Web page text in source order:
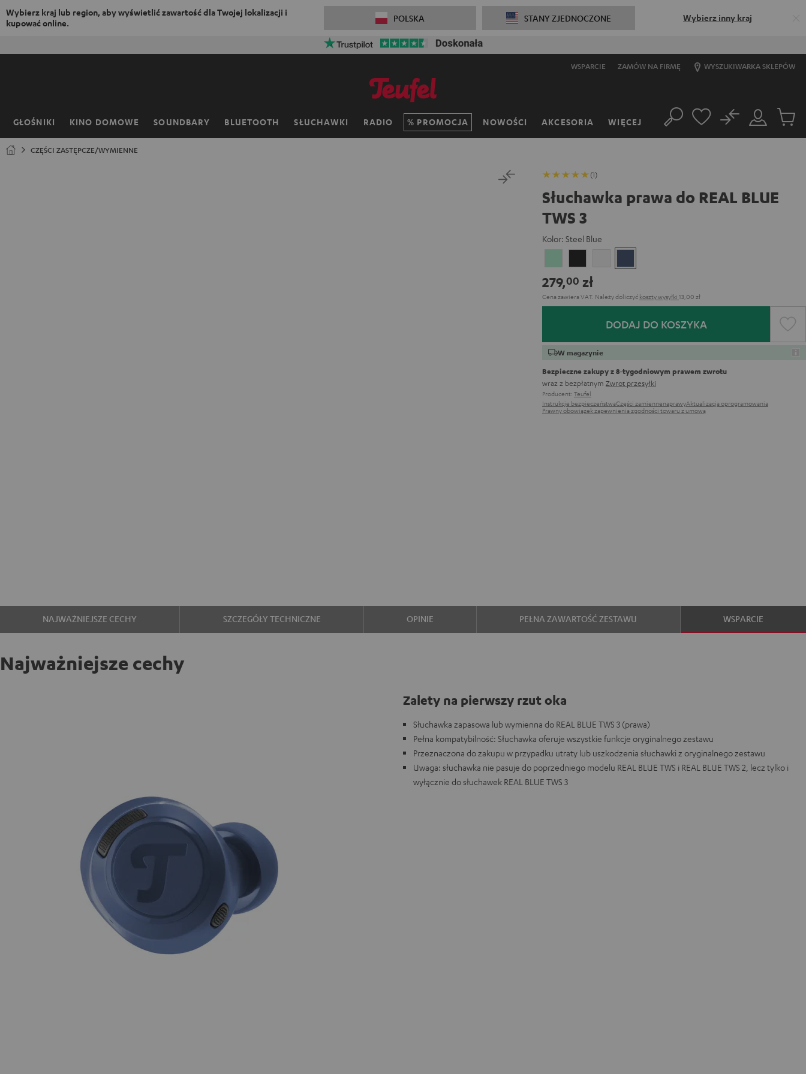
Wybierz kraj lub region, aby wyświetlić zawartość dla Twojej lokalizacji i
kupować online.
POLSKA STANY ZJEDNOCZONE Wybierz inny kraj
WSPARCIE ZAMÓW NA FIRMĘ WYSZUKIWARKA SKLEPÓW
GŁOŚNIKI KINO DOMOWE SOUNDBARY BLUETOOTH SŁUCHAWKI RADIO PROMOCJA NOWOŚCI AKCESORIA WIĘCEJ
Strona
główna
Szukaj
Moje
konto
No
CZĘŚCI ZASTĘPCZE/WYMIENNE
(1)
Słuchawka prawa do REAL BLUE
TWS 3
Kolor: Steel Blue
Green
White Blue
279,00 zł
Cena zawiera VAT. Należy doliczyć koszty wysyłki 13,00 zł
DODAJ DO KOSZYKA
W magazynie
Bezpieczne zakupy z 8‑tygodniowym prawem zwrotu
wraz z bezpłatnym Zwrot przesyłki
Producent: Teufel
Instrukcje bezpieczeństwaCzęści zamiennenaprawyAktualizacja oprogramowania
Prawny obowiązek zapewnienia zgodności towaru z umową
NAJWAŻNIEJSZE CECHY SZCZEGÓŁY TECHNICZNE OPINIE PEŁNA ZAWARTOŚĆ ZESTAWU WSPARCIE
Najważniejsze cechy
Zalety na pierwszy rzut oka
Słuchawka zapasowa lub wymienna do REAL BLUE TWS 3 (prawa)
Pełna kompatybilność: Słuchawka oferuje wszystkie funkcje oryginalnego zestawu
Przeznaczona do zakupu w przypadku utraty lub uszkodzenia słuchawki z oryginalnego zestawu
Uwaga: słuchawka nie pasuje do poprzedniego modelu REAL BLUE TWS i REAL BLUE TWS 2, lecz tylko i
wyłącznie do słuchawek REAL BLUE TWS 3